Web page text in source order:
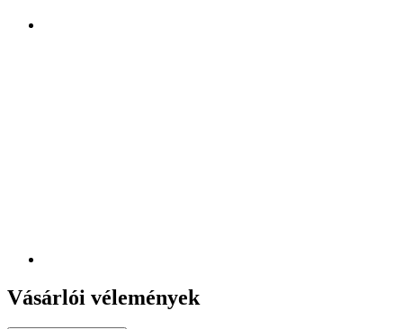
Vásárlói vélemények